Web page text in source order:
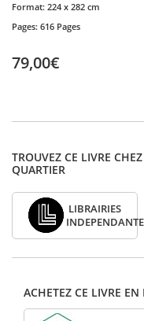
Format: 224 x 282 cm
Pages: 616 Pages
79,00€
TROUVEZ CE LIVRE
QUARTIER
LIBRAIRIES
ACHETEZ CE LIVRE EN